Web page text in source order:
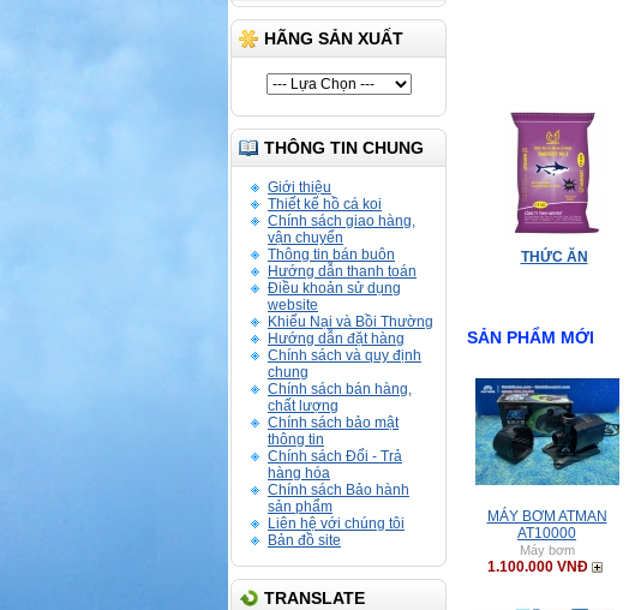
HÃNG SẢN XUẤT
THÔNG TIN CHUNG
Giới thiệu
Thiết kế hồ cá koi
Chính sách giao hàng,
vận chuyển
Thông tin bán buôn
Hướng dẫn thanh toán
Điều khoản sử dụng
website
Khiếu Nại và Bồi Thường
Hướng dẫn đặt hàng
Chính sách và quy định
chung
Chính sách bán hàng,
chất lượng
Chính sách bảo mật
thông tin
Chính sách Đổi - Trả
hàng hóa
Chính sách Bảo hành
sản phẩm
Liên hệ với chúng tôi
Bản đồ site
TRANSLATE
THỨC ĂN
SẢN PHẨM MỚI
MÁY BƠM ATMAN
AT10000
Máy bơm
1.100.000 VNĐ